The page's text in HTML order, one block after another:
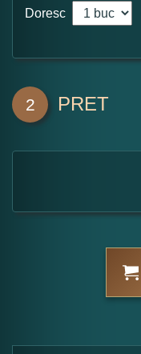
Doresc
2 PRET